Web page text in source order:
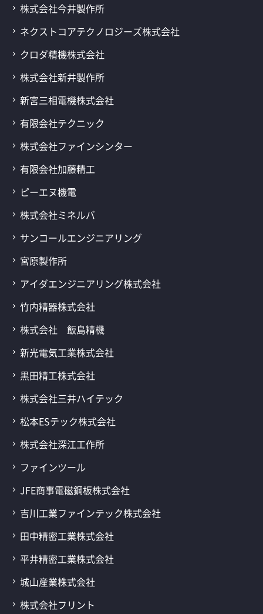
株式会社今井製作所
ネクストコアテクノロジーズ株式会社
クロダ精機株式会社
株式会社新井製作所
新宮三相電機株式会社
有限会社テクニック
株式会社ファインシンター
有限会社加藤精工
ピーエヌ機電
株式会社ミネルバ
サンコールエンジニアリング
宮原製作所
アイダエンジニアリング株式会社
竹内精器株式会社
株式会社 飯島精機
新光電気工業株式会社
黒田精工株式会社
株式会社三井ハイテック
松本ESテック株式会社
株式会社深江工作所
ファインツール
JFE商事電磁鋼板株式会社
吉川工業ファインテック株式会社
田中精密工業株式会社
平井精密工業株式会社
城山産業株式会社
株式会社フリント